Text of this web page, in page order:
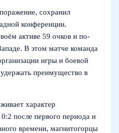
сохранил
конференции.
активе 59 очков и по-
В этом матче команда
игры и боевой
преимущество в
характер
после первого периода и
времени, магнитогорцы